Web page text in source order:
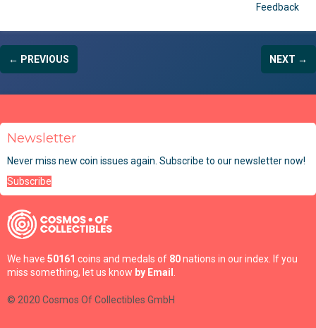
Feedback
← PREVIOUS NEXT →
Newsletter
Never miss new coin issues again. Subscribe to our newsletter now!
Subscribe
We have 50161 coins and medals of 80nations in our index. If you
miss something, let us know by Email
© 2020 Cosmos Of Collectibles GmbH